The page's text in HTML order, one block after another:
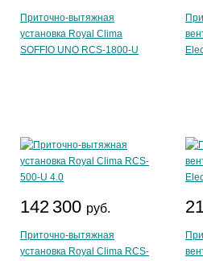
Приточно-вытяжная
установка Royal Clima
SOFFIO UNO RCS-1800-U
142 300 руб.
Приточно-вытяжная
установка Royal Clima RCS-